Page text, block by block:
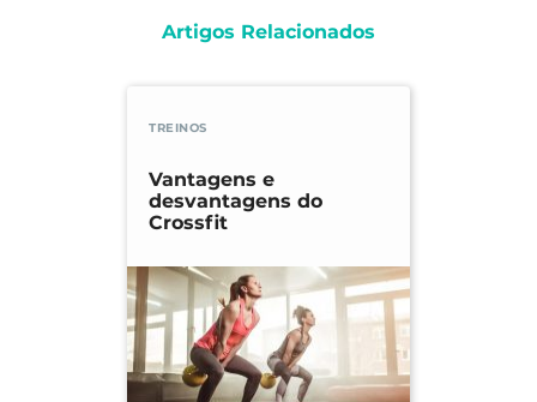
Artigos Relacionados
TREINOS
Vantagens e
desvantagens do
Crossfit